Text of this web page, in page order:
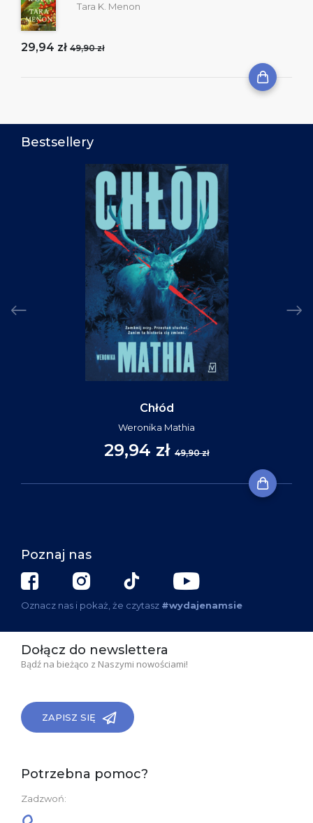
Tara K. Menon
29,94 zł 49,90 zł
Bestsellery
Chłód
Weronika Mathia
29,94 zł 49,90 zł
Poznaj nas
Oznacz nas i pokaż, że czytasz #wydajenamsie
Dołącz do newslettera
Bądź na bieżąco z Naszymi nowościami!
ZAPISZ SIĘ
Potrzebna pomoc?
Zadzwoń: